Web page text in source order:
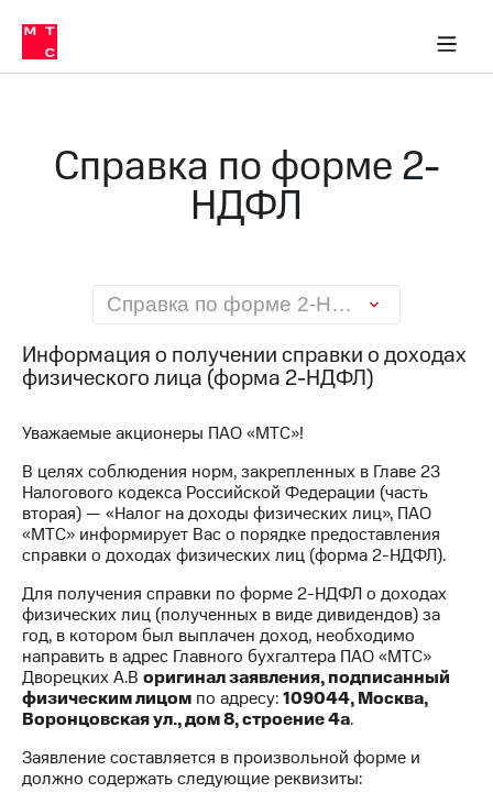
Медиа-центр
и акционерам
Устойчивое развитие
Комплаенс и деловая этика
компании
в МТС
региона
информация
Медиа-центр
Пресс-
релизы
МТС
о технологиях
Достижения
Интервью
Финансовая
отчетность
Новости
Пресс-
Справка по форме 2-
НДФЛ
Справка по форме 2-НДФЛ
Информация о получении справки о доходах
физического лица (форма 2-НДФЛ)
Уважаемые акционеры ПАО «МТС»!
В целях соблюдения норм, закрепленных в Главе 23
Налогового кодекса Российской Федерации (часть
вторая) — «Налог на доходы физических лиц», ПАО
«МТС» информирует Вас о порядке предоставления
справки о доходах физических лиц (форма 2-НДФЛ).
Для получения справки по форме 2-НДФЛ о доходах
физических лиц (полученных в виде дивидендов) за
год, в котором был выплачен доход, необходимо
направить в адрес Главного бухгалтера ПАО «МТС»
Дворецких А.В оригинал заявления, подписанный
физическим лицом по адресу:109044, Москва,
Воронцовская ул., дом 8, строение 4а.
Заявление составляется в произвольной форме и
должно содержать следующие реквизиты: